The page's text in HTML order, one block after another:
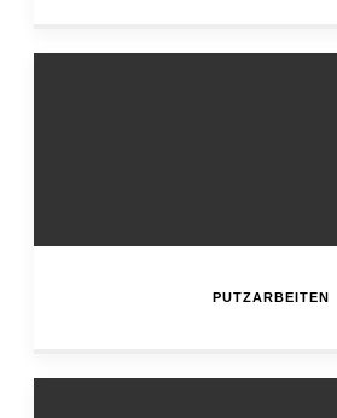
PUTZARBEITEN